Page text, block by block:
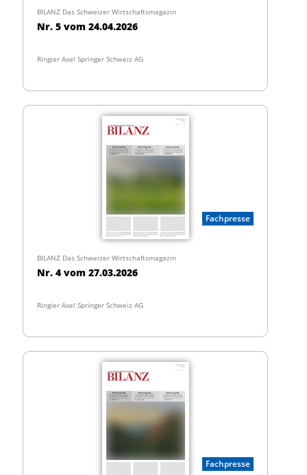
BILANZ Das Schweizer Wirtschaftsmagazin
Nr. 5 vom 24.04.2026
Ringier Axel Springer Schweiz AG
Fachpresse
BILANZ Das Schweizer Wirtschaftsmagazin
Nr. 4 vom 27.03.2026
Ringier Axel Springer Schweiz AG
Fachpresse